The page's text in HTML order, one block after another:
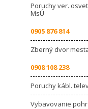
Poruchy ver.
MsÚ
0905 876 814
Zberný dvor
0908 108 238
Poruchy kábl.
Vybavovanie